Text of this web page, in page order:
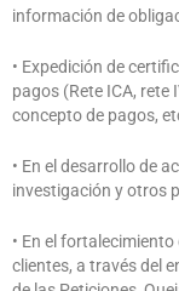
información de
• Expedición de
pagos (Rete ICA,
concepto de pagos,
• En el desarrollo de
investigación y otros
• En el
clientes, a través del